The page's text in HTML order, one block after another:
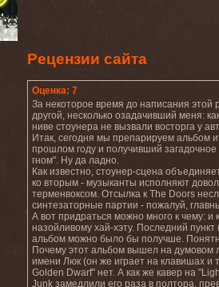
Рецензии сайта
Оценка: 7
За некоторое время до написания этой
другой, несколько озадачивший меня:
ниве стоунера не вызвали восторга у
Итак, сегодня мы препарируем альбом
прошлом году и получивший
гном". Ну да ладно.
Как известно, стоунер-сцена
ко вторым - музыканты исполняют
терменвоксом. Отсылка к The Doors
синтезаторные партии - пожалуй,
А вот придраться можно много к чему: и
назойливому хай-хэту. Последний
альбом можно было бы получше.
Почему этот альбом вышел на думовом
имени Люк (он же играет на клавишах и
Golden Dwarf" нет. А как же кавер на
Junk замедлили его раза в полтора,